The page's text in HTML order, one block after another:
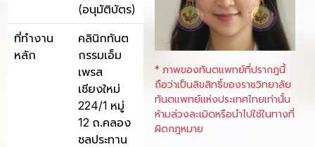
(อนุมัติบัตร)
ที่ทำงาน
หลัก
คลินิกทันต
กรรมเอ็ม
เพรส
เชียงใหม่
224/1 หมู่
12 ถ.คลอง
ชลประทาน
* ภาพของทันตแพทย์ที่ปรากฎนี้
ถือว่าเป็นลิขสิทธิ์ของราชวิทยาลัย
ทันตแพทย์แห่งประเทศไทยเท่านั้น
ห้ามล่วงละเมิดหรือนำไปใช้ในทางที่
ผิดกฎหมาย